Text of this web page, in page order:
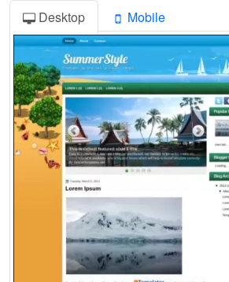
Desktop Mobile